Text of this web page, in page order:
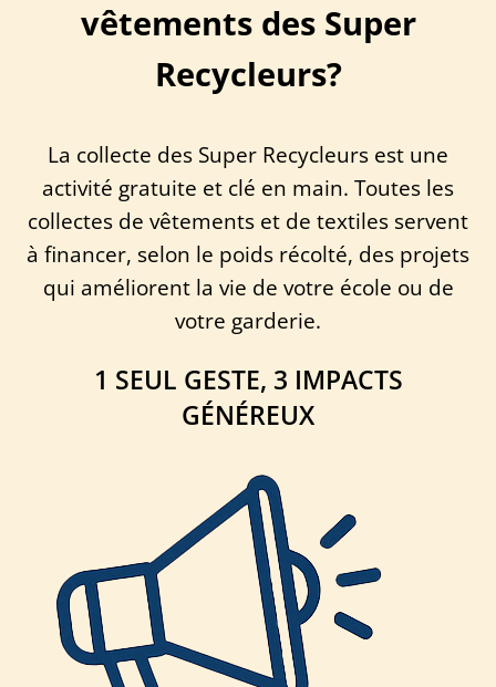
vêtements des Super
Recycleurs?
La collecte des Super Recycleurs est une
activité gratuite et clé en main. Toutes les
collectes de vêtements et de textiles servent
à financer, selon le poids récolté, des projets
qui améliorent la vie de votre école ou de
votre garderie.
1 SEUL GESTE, 3 IMPACTS
GÉNÉREUX